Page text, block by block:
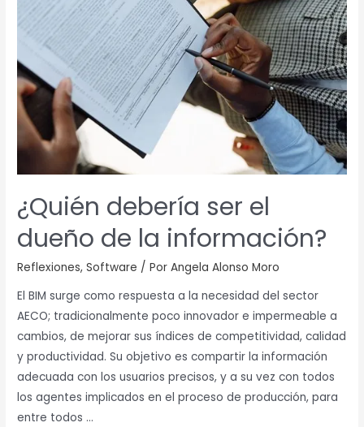
¿Quién debería ser el
dueño de la información?
Reflexiones,Software / PorAngela Alonso Moro
El BIM surge como respuesta a la necesidad del sector
AECO; tradicionalmente poco innovador e impermeable a
cambios, de mejorar sus índices de competitividad, calidad
y productividad. Su objetivo es compartir la información
adecuada con los usuarios precisos, y a su vez con todos
los agentes implicados en el proceso de producción, para
entre todos …
ser
el
dueño
de
la
información?